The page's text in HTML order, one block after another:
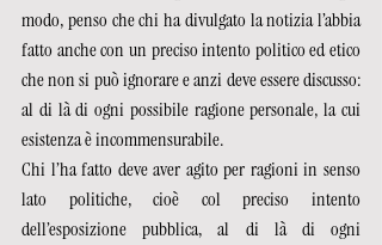
modo, penso che chi ha divulgato la notizia l’abbia
fatto anche con un preciso intento politico ed etico
che non si può ignorare e anzi deve essere discusso:
al di là di ogni possibile ragione personale, la cui
esistenza è incommensurabile.
Chi l’ha fatto deve aver agito per ragioni in senso
lato politiche, cioè col preciso intento
dell’esposizione pubblica, al di là di ogni